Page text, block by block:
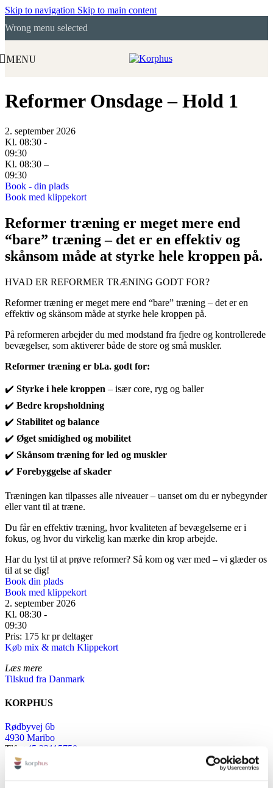
Skip to navigation Skip to main content
Wrong menu selected
MENU
Reformer Onsdage – Hold 1
2. september 2026
Kl. 08:30 -
09:30
Kl. 08:30 –
09:30
Book - din plads
Book med klippekort
Reformer træning er meget mere end
“bare” træning – det er en effektiv og
skånsom måde at styrke hele kroppen på.
HVAD ER REFORMER TRÆNING GODT FOR?
Reformer træning er meget mere end “bare” træning – det er en
effektiv og skånsom måde at styrke hele kroppen på.
På reformeren arbejder du med modstand fra fjedre og kontrollerede
bevægelser, som aktiverer både de store og små muskler.
Reformer træning er bl.a. godt for:
✔️ Styrke i hele kroppen – især core, ryg og baller
✔️ Bedre kropsholdning
✔️ Stabilitet og balance
✔️ Øget smidighed og mobilitet
✔️ Skånsom træning for led og muskler
✔️ Forebyggelse af skader
Træningen kan tilpasses alle niveauer – uanset om du er nybegynder
eller vant til at træne.
Du får en effektiv træning, hvor kvaliteten af bevægelserne er i
fokus, og hvor du virkelig kan mærke din krop arbejde.
Har du lyst til at prøve reformer? Så kom og vær med – vi glæder os
til at se dig!
Book din plads
Book med klippekort
2. september 2026
Kl. 08:30 -
09:30
Pris: 175 kr pr deltager
Køb mix & match Klippekort
Læs mere
Tilskud fra Danmark
KORPHUS
Rødbyvej 6b
4930 Maribo
Tlf:
+45 23115758
Mail: info@korphus.dk
CVR 35376933
@2026 korphus